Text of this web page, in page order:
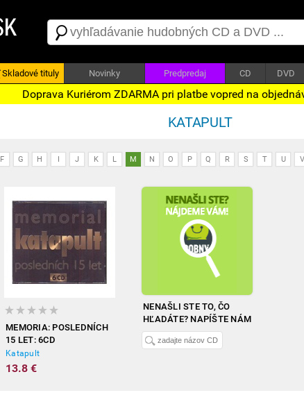
Skladové tituly Novinky Predpredaj CD DVD
Doprava Kuriérom ZDARMA pri platbe vopred na
KATAPULT
F G H I J K L M N O P Q R S T U V
MEMORIA: POSLEDNÍCH
15 LET: 6CD
Katapult
13.8 €
NENAŠLI STE TO, ČO
HĽADÁTE? NAPÍŠTE NÁM